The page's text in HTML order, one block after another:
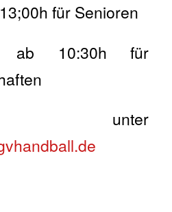
für Senioren
ab 10:30h für
unter